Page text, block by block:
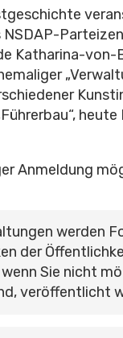
NSDAP-
Katharina-
Anmeldung
werden
der
Sie nicht
veröffentlicht